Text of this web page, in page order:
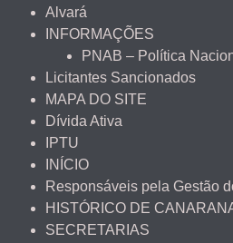
Alvará
INFORMAÇÕES
PNAB – Política
Licitantes Sancionados
MAPA DO SITE
Dívida Ativa
IPTU
INÍCIO
Responsáveis pela Gestão
HISTÓRICO DE
SECRETARIAS